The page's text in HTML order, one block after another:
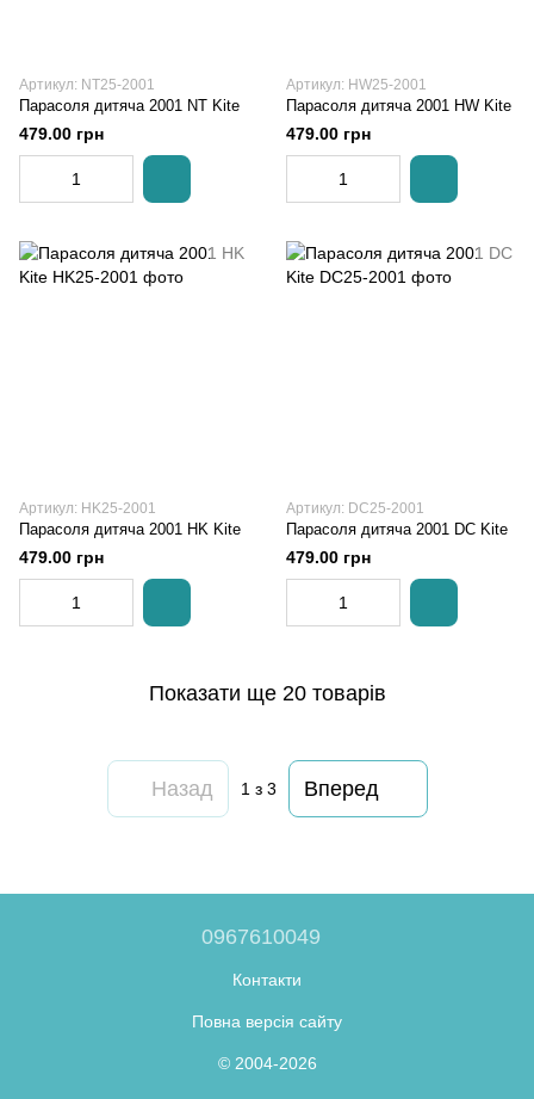
Артикул: NT25-2001
Парасоля дитяча 2001 NT Kite
479.00 грн
Артикул: HW25-2001
Парасоля дитяча 2001 HW Kite
479.00 грн
Артикул: HK25-2001
Парасоля дитяча 2001 HK Kite
479.00 грн
Артикул: DC25-2001
Парасоля дитяча 2001 DC Kite
479.00 грн
Показати ще 20 товарів
Назад 1 з 3 Вперед
0967610049
Контакти
Повна версія сайту
© 2004-2026